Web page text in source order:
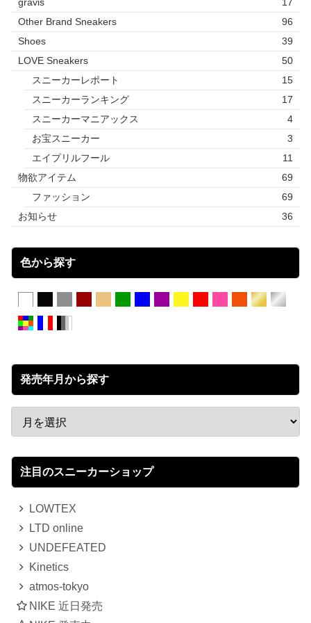
Other Brand Sneakers
96
Shoes
39
LOVE Sneakers
50
スニーカーレポート
15
スニーカーランキング
17
スニーカーマニアックス
4
お宝スニーカー
3
エイプリルフール
11
物欲アイテム
69
ファッション
69
お知らせ
36
色から探す
発売年月から探す
注目のスニーカーショップ
LOWTEX
LTD online
UNDEFEATED
Kinetics
atmos-tokyo
NIKE 近日発売